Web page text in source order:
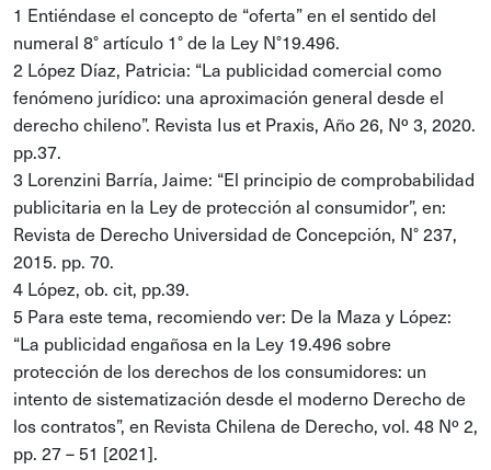
1 Entiéndase el concepto de “oferta” en el sentido del
numeral 8° artículo 1° de la Ley N°19.496.
2 López Díaz, Patricia: “La publicidad comercial como
fenómeno jurídico: una aproximación general desde el
derecho chileno”. Revista Ius et Praxis, Año 26, Nº 3, 2020.
pp.37.
3 Lorenzini Barría, Jaime: “El principio de comprobabilidad
publicitaria en la Ley de protección al consumidor”, en:
Revista de Derecho Universidad de Concepción, N° 237,
2015. pp. 70.
4 López, ob. cit, pp.39.
5 Para este tema, recomiendo ver: De la Maza y López:
“La publicidad engañosa en la Ley 19.496 sobre
protección de los derechos de los consumidores: un
intento de sistematización desde el moderno Derecho de
los contratos”, en Revista Chilena de Derecho, vol. 48 Nº 2,
pp. 27 – 51 [2021].